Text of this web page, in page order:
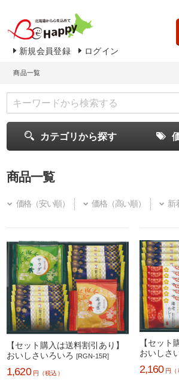
新規会員登録 ログイン
商品一覧
カテゴリから探す
商品一覧
価格（安い順） 価格（高い順） 新
【セット購入は送料割引あり】
おいしさいろいろ[RGN-15R]
1,620 円（税込）
【セット
おいしさ
2,160 円（